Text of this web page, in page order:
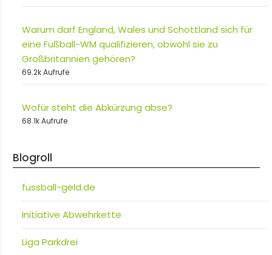
Warum darf England, Wales und Schottland sich für
eine Fußball-WM qualifizieren, obwohl sie zu
Großbritannien gehören?
69.2k Aufrufe
Wofür steht die Abkürzung abse?
68.1k Aufrufe
Blogroll
fussball-geld.de
Initiative Abwehrkette
Liga Parkdrei